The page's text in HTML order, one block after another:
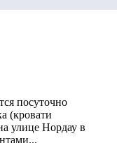
посуточно
(кровати
улице Нордау в